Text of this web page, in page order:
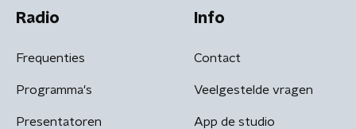
Radio
Frequenties
Programma's
Presentatoren
Info
Contact
Veelgestelde vragen
App de studio